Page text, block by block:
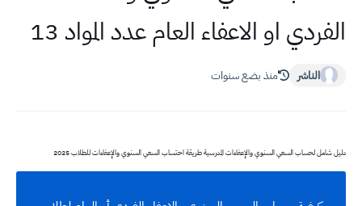
الفردي او الاعفاء العام عدد المواد 13
الناشر منذ بضع سنوات
دليل شامل لحساب السعي السنوي والإعفاءات المدرسية طريقة احتساب السعي السنوي والإعفاءات للطلاب 2025